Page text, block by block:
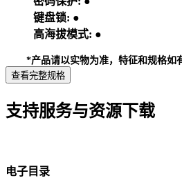
键盘锁: ●
高海拔模式: ●
*产品请以实物为准，特征和规格如
查看完整规格
支持服务与资源下载
电子目录